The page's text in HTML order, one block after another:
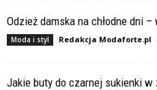
Odzież damska na chłodne dni
Moda i styl Redakcja Modaforte.pl -
Jakie buty do czarnej sukienki w